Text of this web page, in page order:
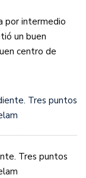
por intermedio
un buen
centro de
Tres puntos